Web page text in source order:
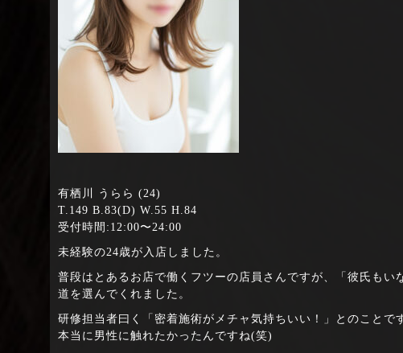
有栖川 うらら (24)
T.149 B.83(D) W.55 H.84
受付時間:12:00〜24:00
未経験の24歳が入店しました。
普段はとあるお店で働くフツーの店員さんですが、「彼氏も
道を選んでくれました。
研修担当者曰く「密着施術がメチャ気持ちいい！」とのことで
本当に男性に触れたかったんですね(笑)